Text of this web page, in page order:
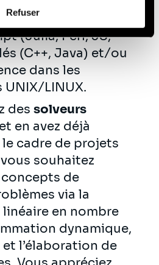
et comment nous traitons
données à caractère
Refusersolides dans des
(Julia, Perl, JS,
(C++, Java) et/ou
dans les
LINUX.
des solveurs
et en avez déjà
cadre de projets
souhaitez
de
via la
en nombre
dynamique,
l’élaboration de